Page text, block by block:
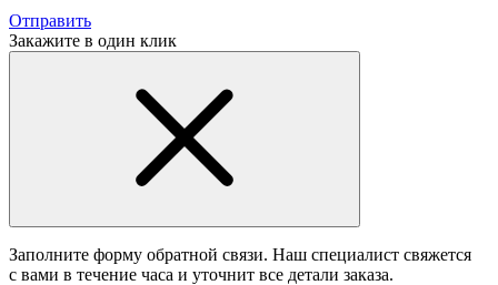
Отправить
Закажите в один клик
Заполните форму обратной связи. Наш специалист свяжется
с вами в течение часа и уточнит все детали заказа.